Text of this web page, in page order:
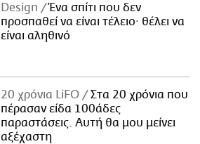
Design
Ένα σπίτι που δεν
προσπαθεί να είναι τέλειο· θέλει να
είναι αληθινό
20 χρόνια LiFO
Στα 20 χρόνια που
πέρασαν είδα 100άδες
παραστάσεις. Αυτή θα μου μείνει
αξέχαστη